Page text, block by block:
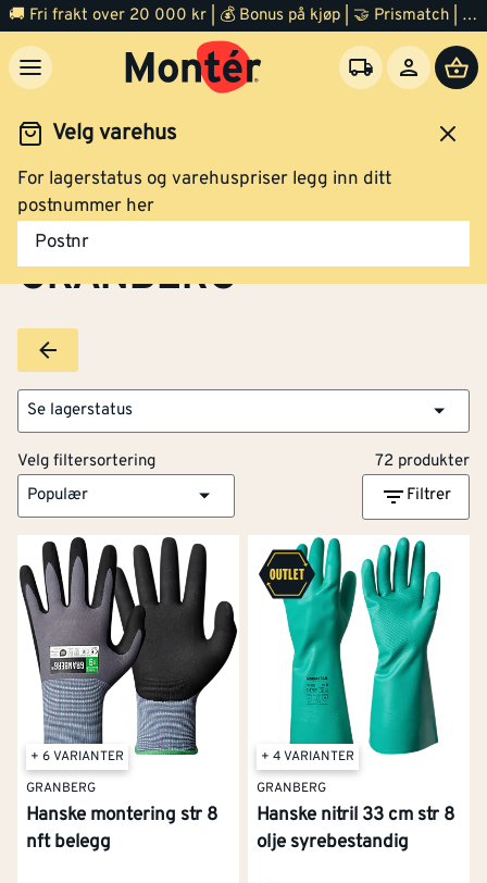
🚚 Fri frakt over 20 000 kr | 💰 Bonus på kjøp | 🤝 Prismatch | ⭐ 100% fornøyd garanti | 🏪 140 byggevarehus
Velg varehus
For lagerstatus og varehuspriser legg inn ditt
postnummer her
Postnr
Brands GRANBERG
GRANBERG
Se lagerstatus
Velg filtersortering
72 produkter
Populær
Filtrer
+ 6 VARIANTER
GRANBERG
Hanske montering str 8
nft belegg
+ 4 VARIANTER
GRANBERG
Hanske nitril 33 cm str 8
olje syrebestandig